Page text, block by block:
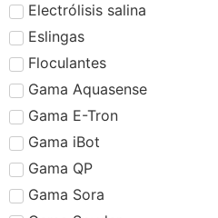
Electrólisis salina
Eslingas
Floculantes
Gama Aquasense
Gama E-Tron
Gama iBot
Gama QP
Gama Sora